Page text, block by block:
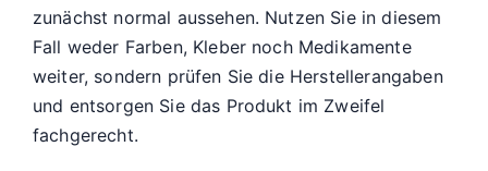
zunächst normal aussehen. Nutzen Sie in diesem
Fall weder Farben, Kleber noch Medikamente
weiter, sondern prüfen Sie die Herstellerangaben
und entsorgen Sie das Produkt im Zweifel
fachgerecht.